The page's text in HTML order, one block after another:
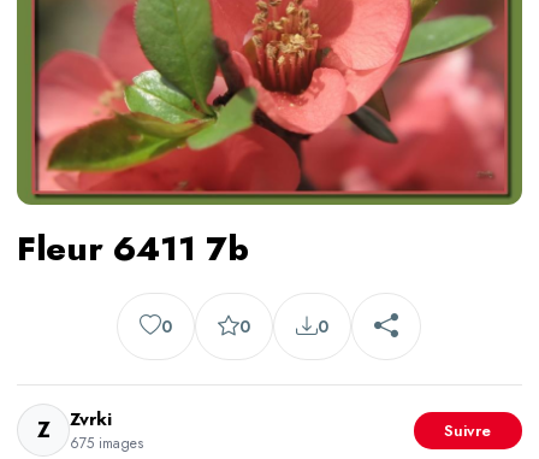
Fleur 6411 7b
0 0 0
Z Zvrki
675 images
Suivre